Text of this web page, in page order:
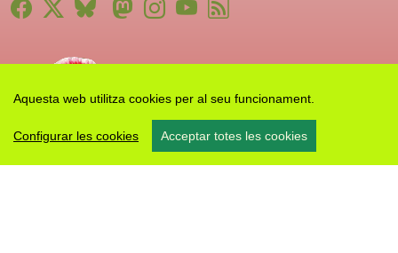
Aquesta web utilitza cookies per al seu funcionament.
Configurar les cookies Acceptar totes les cookies